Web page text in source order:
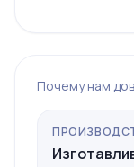
Почему нам